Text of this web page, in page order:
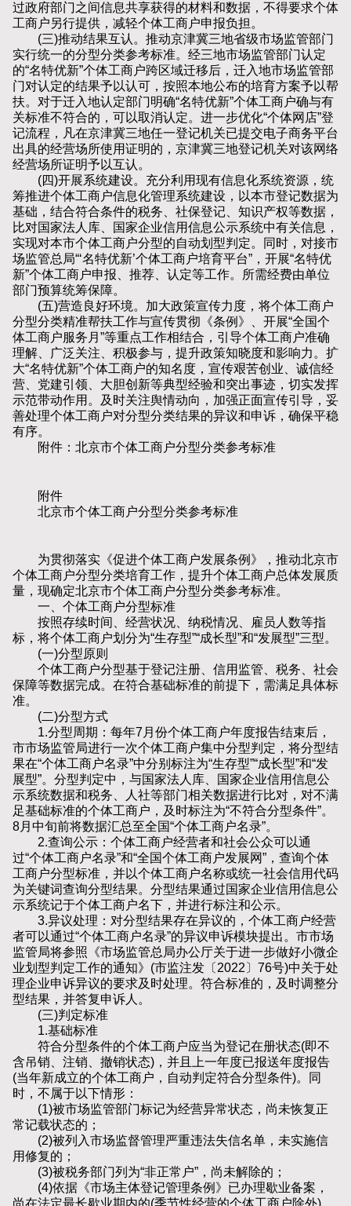
过政府部门之间信息共享获得的材料和数据，不得要求个体
工商户另行提供，减轻个体工商户申报负担。
(三)推动结果互认。推动京津冀三地省级市场监管部门
实行统一的分型分类参考标准。经三地市场监管部门认定
的“名特优新”个体工商户跨区域迁移后，迁入地市场监管部
门对认定的结果予以认可，按照本地公布的培育方案予以帮
扶。对于迁入地认定部门明确“名特优新”个体工商户确与有
关标准不符合的，可以取消认定。进一步优化“个体网店”登
记流程，凡在京津冀三地任一登记机关已提交电子商务平台
出具的经营场所使用证明的，京津冀三地登记机关对该网络
经营场所证明予以互认。
(四)开展系统建设。充分利用现有信息化系统资源，统
筹推进个体工商户信息化管理系统建设，以本市登记数据为
基础，结合符合条件的税务、社保登记、知识产权等数据，
比对国家法人库、国家企业信用信息公示系统中有关信息，
实现对本市个体工商户分型的自动划型判定。同时，对接市
场监管总局“‘名特优新’个体工商户培育平台”，开展“名特优
新”个体工商户申报、推荐、认定等工作。所需经费由单位
部门预算统筹保障。
(五)营造良好环境。加大政策宣传力度，将个体工商户
分型分类精准帮扶工作与宣传贯彻《条例》、开展“全国个
体工商户服务月”等重点工作相结合，引导个体工商户准确
理解、广泛关注、积极参与，提升政策知晓度和影响力。扩
大“名特优新”个体工商户的知名度，宣传艰苦创业、诚信经
营、党建引领、大胆创新等典型经验和突出事迹，切实发挥
示范带动作用。及时关注舆情动向，加强正面宣传引导，妥
善处理个体工商户对分型分类结果的异议和申诉，确保平稳
有序。
附件：北京市个体工商户分型分类参考标准
附件
北京市个体工商户分型分类参考标准
为贯彻落实《促进个体工商户发展条例》，推动北京市
个体工商户分型分类培育工作，提升个体工商户总体发展质
量，现确定北京市个体工商户分型分类参考标准。
一、个体工商户分型标准
按照存续时间、经营状况、纳税情况、雇员人数等指
标，将个体工商户划分为“生存型”“成长型”和“发展型”三型。
(一)分型原则
个体工商户分型基于登记注册、信用监管、税务、社会
保障等数据完成。在符合基础标准的前提下，需满足具体标
准。
(二)分型方式
1.分型周期：每年7月份个体工商户年度报告结束后，
市市场监管局进行一次个体工商户集中分型判定，将分型结
果在“个体工商户名录”中分别标注为“生存型”“成长型”和“发
展型”。分型判定中，与国家法人库、国家企业信用信息公
示系统数据和税务、人社等部门相关数据进行比对，对不满
足基础标准的个体工商户，及时标注为“不符合分型条件”。
8月中旬前将数据汇总至全国“个体工商户名录”。
2.查询公示：个体工商户经营者和社会公众可以通
过“个体工商户名录”和“全国个体工商户发展网”，查询个体
工商户分型标准，并以个体工商户名称或统一社会信用代码
为关键词查询分型结果。分型结果通过国家企业信用信息公
示系统记于个体工商户名下，并进行标注和公示。
3.异议处理：对分型结果存在异议的，个体工商户经营
者可以通过“个体工商户名录”的异议申诉模块提出。市市场
监管局将参照《市场监管总局办公厅关于进一步做好小微企
业划型判定工作的通知》(市监注发〔2022〕76号)中关于处
理企业申诉异议的要求及时处理。符合标准的，及时调整分
型结果，并答复申诉人。
(三)判定标准
1.基础标准
符合分型条件的个体工商户应当为登记在册状态(即不
含吊销、注销、撤销状态)，并且上一年度已报送年度报告
(当年新成立的个体工商户，自动判定符合分型条件)。同
时，不属于以下情形：
(1)被市场监管部门标记为经营异常状态，尚未恢复正
常记载状态的；
(2)被列入市场监督管理严重违法失信名单，未实施信
用修复的；
(3)被税务部门列为“非正常户”，尚未解除的；
(4)依据《市场主体登记管理条例》已办理歇业备案，
尚在法定最长歇业期内的(季节性经营的个体工商户除外)。